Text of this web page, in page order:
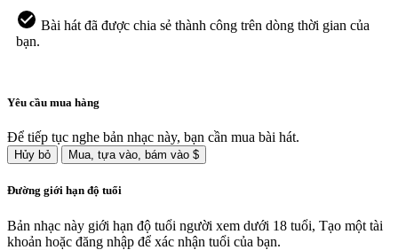
Bài hát đã được chia sẻ thành công trên dòng thời gian của
bạn.
Yêu cầu mua hàng
Để tiếp tục nghe bản nhạc này, bạn cần mua bài hát.
Hủy bỏ Mua, tựa vào, bám vào $
Đường giới hạn độ tuổi
Bản nhạc này giới hạn độ tuổi người xem dưới 18 tuổi, Tạo một tài
khoản hoặc đăng nhập để xác nhận tuổi của bạn.